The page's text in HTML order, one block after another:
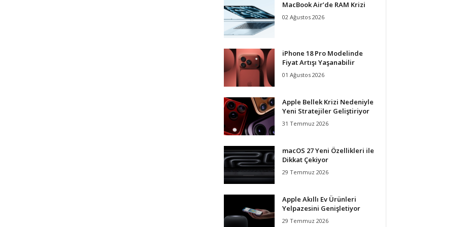
MacBook Air’de RAM Krizi
02 Ağustos 2026
iPhone 18 Pro Modelinde
Fiyat Artışı Yaşanabilir
01 Ağustos 2026
Apple Bellek Krizi Nedeniyle
Yeni Stratejiler Geliştiriyor
31 Temmuz 2026
macOS 27 Yeni Özellikleri ile
Dikkat Çekiyor
29 Temmuz 2026
Apple Akıllı Ev Ürünleri
Yelpazesini Genişletiyor
29 Temmuz 2026